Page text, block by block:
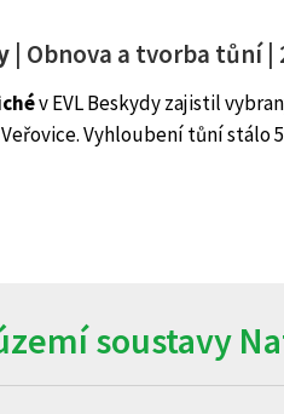
| Obnova a tvorba tůní |
v EVL Beskydy zajistil
Vyhloubení tůní stálo
soustavy